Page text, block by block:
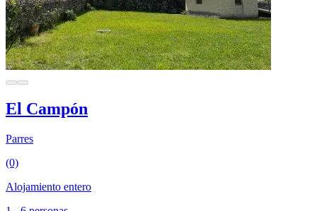
El Campón
Parres
(0)
Alojamiento entero